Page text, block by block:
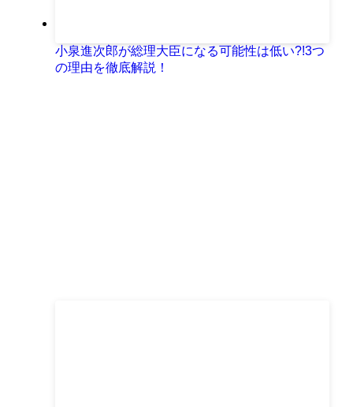
小泉進次郎が総理大臣になる可能性は低い?!3つ
の理由を徹底解説！